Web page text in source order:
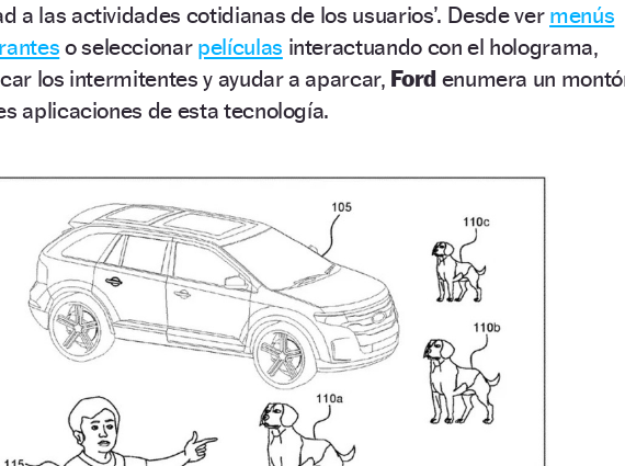
a las actividades cotidianas de los usuarios’. Desde ver menús
o seleccionar películas interactuando con el holograma,
los intermitentes y ayudar a aparcar, Fordenumera un
aplicaciones de esta tecnología.